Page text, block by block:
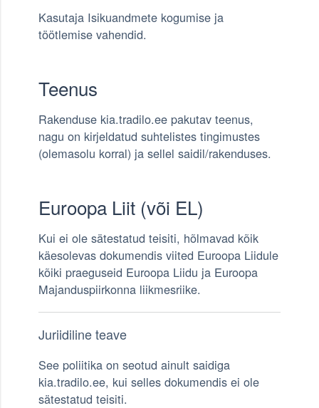
Kasutaja Isikuandmete kogumise ja
töötlemise vahendid.
Teenus
Rakenduse kia.tradilo.ee pakutav teenus,
nagu on kirjeldatud suhtelistes tingimustes
(olemasolu korral) ja sellel saidil/rakenduses.
Euroopa Liit (või EL)
Kui ei ole sätestatud teisiti, hõlmavad kõik
käesolevas dokumendis viited Euroopa Liidule
kõiki praeguseid Euroopa Liidu ja Euroopa
Majanduspiirkonna liikmesriike.
Juriidiline teave
See poliitika on seotud ainult saidiga
kia.tradilo.ee, kui selles dokumendis ei ole
sätestatud teisiti.